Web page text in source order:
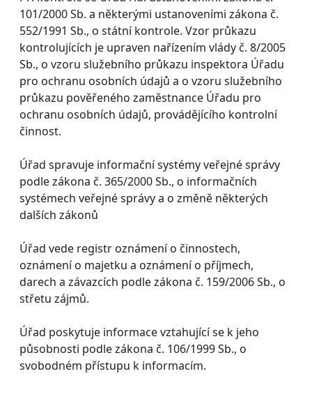
101/2000 Sb. a některými ustanoveními zákona č.
552/1991 Sb., o státní kontrole. Vzor průkazu
kontrolujících je upraven nařízením vlády č. 8/2005
Sb., o vzoru služebního průkazu inspektora Úřadu
pro ochranu osobních údajů a o vzoru služebního
průkazu pověřeného zaměstnance Úřadu pro
ochranu osobních údajů, provádějícího kontrolní
činnost.
Úřad spravuje informační systémy veřejné správy
podle zákona č. 365/2000 Sb., o informačních
systémech veřejné správy a o změně některých
dalších zákonů
Úřad vede registr oznámení o činnostech,
oznámení o majetku a oznámení o příjmech,
darech a závazcích podle zákona č. 159/2006 Sb., o
střetu zájmů.
Úřad poskytuje informace vztahující se k jeho
působnosti podle zákona č. 106/1999 Sb., o
svobodném přístupu k informacím.